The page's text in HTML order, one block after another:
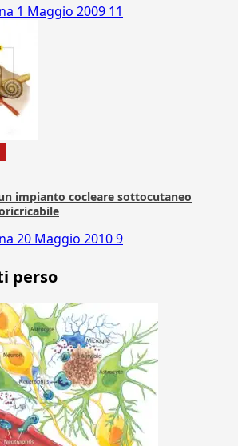
1 Maggio 2009 11
impianto cocleare sottocutaneo
20 Maggio 20109
perso